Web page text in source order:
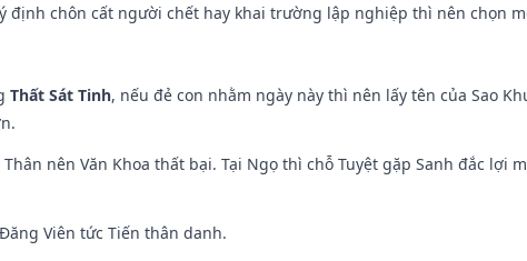
định chôn cất người chết hay khai trường lập nghiệp thì nên chọn
Thất Sát Tinh, nếu đẻ con nhằm ngày này thì nên lấy tên của Sao
nên Văn Khoa thất bại. Tại Ngọ thì chỗ Tuyệt gặp Sanh đắc lợi
Viên tức Tiến thân danh.